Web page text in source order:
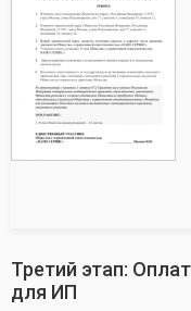
Третий этап:
для ИП